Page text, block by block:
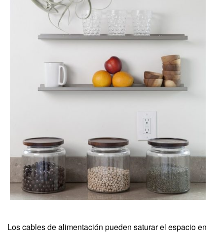
Los cables de alimentación pueden saturar el espacio en